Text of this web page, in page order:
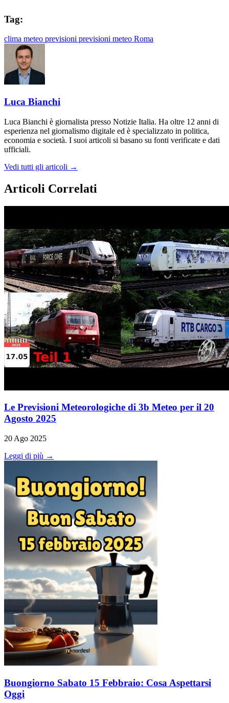
Tag:
clima meteo previsioni previsioni meteo Roma
Luca Bianchi
Luca Bianchi è giornalista presso Notizie Italia. Ha oltre 12 anni di
esperienza nel giornalismo digitale ed è specializzato in politica,
economia e società. I suoi articoli si basano su fonti verificate e dati
ufficiali.
Vedi tutti gli articoli →
Articoli Correlati
Le Previsioni Meteorologiche di 3b Meteo per il 20
Agosto 2025
20 Ago 2025
Leggi di più →
Buongiorno Sabato 15 Febbraio: Cosa Aspettarsi
Oggi